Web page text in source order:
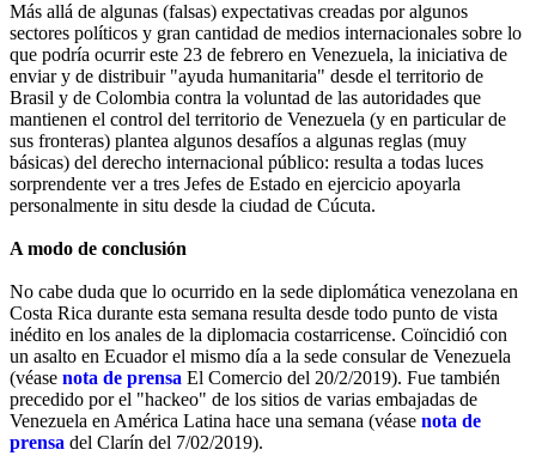
Más allá de algunas (falsas) expectativas creadas por algunos
sectores políticos y gran cantidad de medios internacionales sobre lo
que podría ocurrir este 23 de febrero en Venezuela, la iniciativa de
enviar y de distribuir "ayuda humanitaria" desde el territorio de
Brasil y de Colombia contra la voluntad de las autoridades que
mantienen el control del territorio de Venezuela (y en particular de
sus fronteras) plantea algunos desafíos a algunas reglas (muy
básicas) del derecho internacional público: resulta a todas luces
sorprendente ver a tres Jefes de Estado en ejercicio apoyarla
personalmente in situ desde la ciudad de Cúcuta.
A modo de conclusión
No cabe duda que lo ocurrido en la sede diplomática venezolana en
Costa Rica durante esta semana resulta desde todo punto de vista
inédito en los anales de la diplomacia costarricense. Coïncidió con
un asalto en Ecuador el mismo día a la sede consular de Venezuela
(véase nota de prensa El Comercio del 20/2/2019). Fue también
precedido por el "hackeo" de los sitios de varias embajadas de
Venezuela en América Latina hace una semana (véase nota de
prensa del Clarín del 7/02/2019).